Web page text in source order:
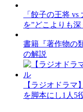
「餃子の王将
を”どこよりも深
書籍『著作物の
の解説
【ラジオドラマ
を脚本にし1人5